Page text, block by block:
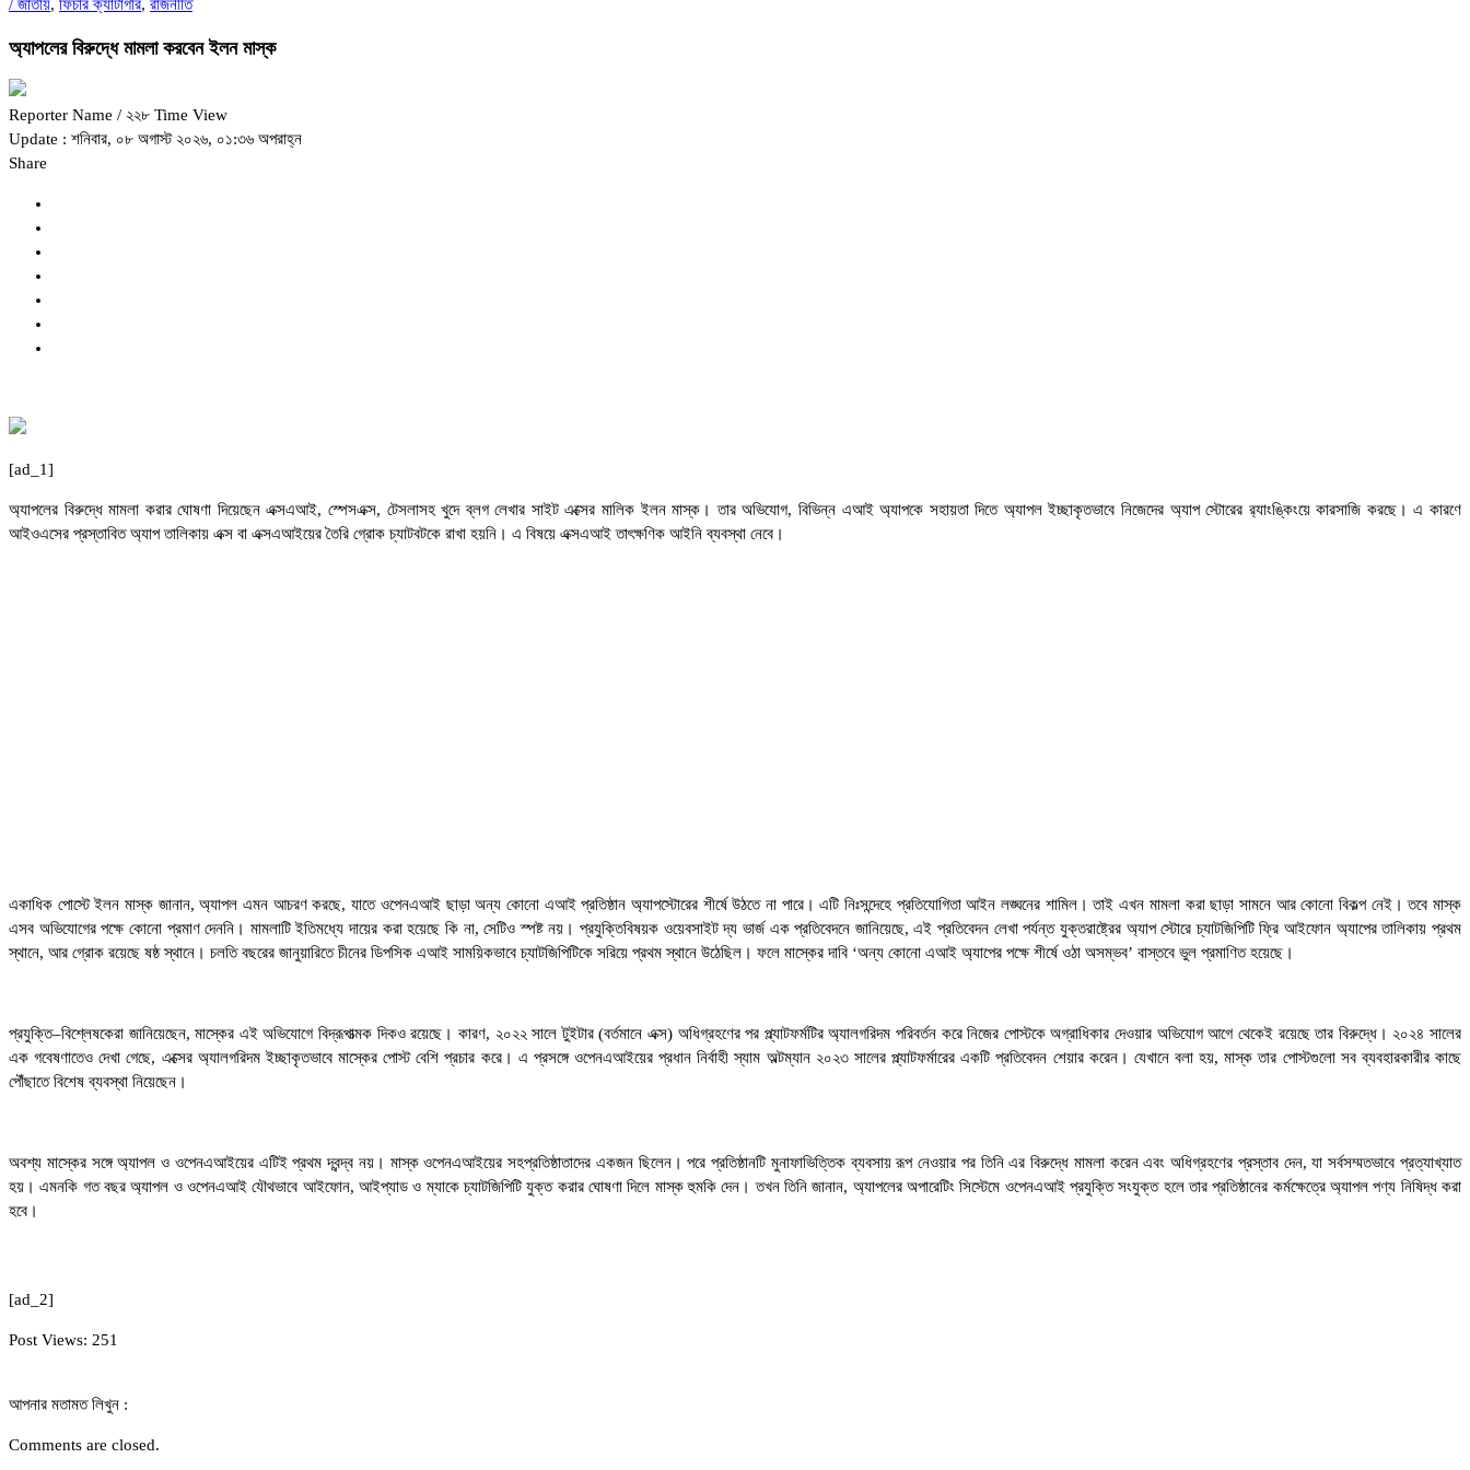
/ জাতীয়, ফিচার ক্যাটাগরি, রাজনীতি
অ্যাপলের বিরুদ্ধে মামলা করবেন ইলন মাস্ক
Reporter Name / ২২৮ Time View
Update : শনিবার, ০৮ অগাস্ট ২০২৬, ০১:৩৬ অপরাহ্ন
Share
[ad_1]
অ্যাপলের বিরুদ্ধে মামলা করার ঘোষণা দিয়েছেন এক্সএআই, স্পেসএক্স, টেসলাসহ খুদে ব্লগ লেখার সাইট এক্সের মালিক ইলন মাস্ক। তার অভিযোগ, বিভিন্ন এআই অ্যাপকে সহায়তা দিতে অ্যাপল ইচ্ছাকৃতভাবে নিজেদের অ্যাপ স্টোরের র‍্যাংঙ্কিংয়ে কারসাজি করছে। এ কারণে
আইওএসের প্রস্তাবিত অ্যাপ তালিকায় এক্স বা এক্সএআইয়ের তৈরি গ্রোক চ্যাটবটকে রাখা হয়নি। এ বিষয়ে এক্সএআই তাৎক্ষণিক আইনি ব্যবস্থা নেবে।
একাধিক পোস্টে ইলন মাস্ক জানান, অ্যাপল এমন আচরণ করছে, যাতে ওপেনএআই ছাড়া অন্য কোনো এআই প্রতিষ্ঠান অ্যাপস্টোরের শীর্ষে উঠতে না পারে। এটি নিঃসন্দেহে প্রতিযোগিতা আইন লঙ্ঘনের শামিল। তাই এখন মামলা করা ছাড়া সামনে আর কোনো বিকল্প নেই। তবে মাস্ক
এসব অভিযোগের পক্ষে কোনো প্রমাণ দেননি। মামলাটি ইতিমধ্যে দায়ের করা হয়েছে কি না, সেটিও স্পষ্ট নয়। প্রযুক্তিবিষয়ক ওয়েবসাইট দ্য ভার্জ এক প্রতিবেদনে জানিয়েছে, এই প্রতিবেদন লেখা পর্যন্ত যুক্তরাষ্ট্রের অ্যাপ স্টোরে চ্যাটজিপিটি ফ্রি আইফোন অ্যাপের তালিকায় প্রথম
স্থানে, আর গ্রোক রয়েছে ষষ্ঠ স্থানে। চলতি বছরের জানুয়ারিতে চীনের ডিপসিক এআই সাময়িকভাবে চ্যাটজিপিটিকে সরিয়ে প্রথম স্থানে উঠেছিল। ফলে মাস্কের দাবি ‘অন্য কোনো এআই অ্যাপের পক্ষে শীর্ষে ওঠা অসম্ভব’ বাস্তবে ভুল প্রমাণিত হয়েছে।
প্রযুক্তি–বিশ্লেষকেরা জানিয়েছেন, মাস্কের এই অভিযোগে বিদ্রূপাত্মক দিকও রয়েছে। কারণ, ২০২২ সালে টুইটার (বর্তমানে এক্স) অধিগ্রহণের পর প্ল্যাটফর্মটির অ্যালগরিদম পরিবর্তন করে নিজের পোস্টকে অগ্রাধিকার দেওয়ার অভিযোগ আগে থেকেই রয়েছে তার বিরুদ্ধে। ২০২৪ সালের
এক গবেষণাতেও দেখা গেছে, এক্সের অ্যালগরিদম ইচ্ছাকৃতভাবে মাস্কের পোস্ট বেশি প্রচার করে। এ প্রসঙ্গে ওপেনএআইয়ের প্রধান নির্বাহী স্যাম অল্টম্যান ২০২৩ সালের প্ল্যাটফর্মারের একটি প্রতিবেদন শেয়ার করেন। যেখানে বলা হয়, মাস্ক তার পোস্টগুলো সব ব্যবহারকারীর কাছে
পৌঁছাতে বিশেষ ব্যবস্থা নিয়েছেন।
অবশ্য মাস্কের সঙ্গে অ্যাপল ও ওপেনএআইয়ের এটিই প্রথম দ্বন্দ্ব নয়। মাস্ক ওপেনএআইয়ের সহপ্রতিষ্ঠাতাদের একজন ছিলেন। পরে প্রতিষ্ঠানটি মুনাফাভিত্তিক ব্যবসায় রূপ নেওয়ার পর তিনি এর বিরুদ্ধে মামলা করেন এবং অধিগ্রহণের প্রস্তাব দেন, যা সর্বসম্মতভাবে প্রত্যাখ্যাত
হয়। এমনকি গত বছর অ্যাপল ও ওপেনএআই যৌথভাবে আইফোন, আইপ্যাড ও ম্যাকে চ্যাটজিপিটি যুক্ত করার ঘোষণা দিলে মাস্ক হুমকি দেন। তখন তিনি জানান, অ্যাপলের অপারেটিং সিস্টেমে ওপেনএআই প্রযুক্তি সংযুক্ত হলে তার প্রতিষ্ঠানের কর্মক্ষেত্রে অ্যাপল পণ্য নিষিদ্ধ করা
হবে।
[ad_2]
Post Views: 251
আপনার মতামত লিখুন :
Comments are closed.